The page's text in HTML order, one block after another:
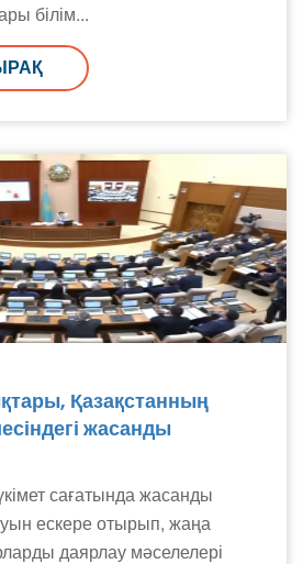
білім...
Қазақстанның
жасанды
сағатында жасанды
ескере отырып, жаңа
даярлау мәселелері